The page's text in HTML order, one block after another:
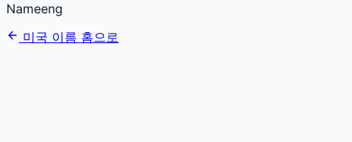
Nameeng
미국 이름 홈으로